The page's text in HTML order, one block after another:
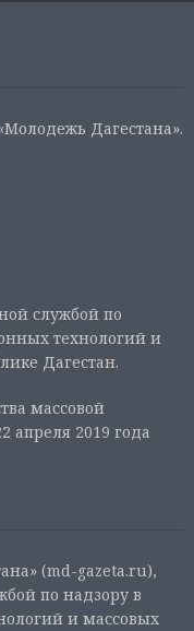
Дагестана».
службой по
технологий и
Дагестан.
массовой
апреля 2019 года
(md-gazeta.ru),
по надзору в
и массовых